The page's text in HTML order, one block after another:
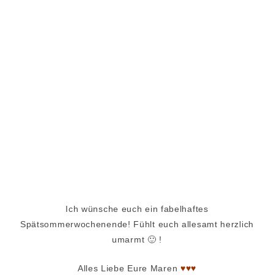
Ich wünsche euch ein fabelhaftes
Spätsommerwochenende! Fühlt euch allesamt herzlich
umarmt 🙂 !
Alles Liebe Eure Maren ♥♥♥